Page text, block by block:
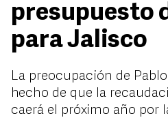
presupuesto
para Jalisco
La preocupación de
hecho de que la
caerá el próximo año por